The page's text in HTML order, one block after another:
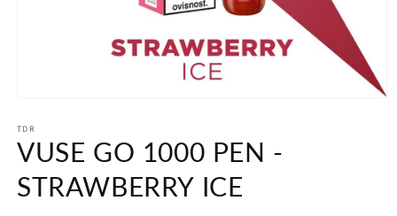
1
u
dijaloškom
TDR
VUSE GO 1000 PEN -
STRAWBERRY ICE